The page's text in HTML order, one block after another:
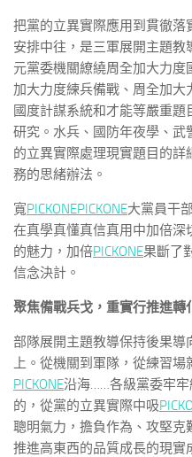
把黨的立異實際應用到貫徹
安排中往，是三軍展開主題
元黨委機關繚繞周全加大力度
加大力度練兵備戰、周全加
國度計謀系統和才能等嚴重
研究。水兵、國防年夜學、武
的立異實際處理現實題目的
務的思緒辦法。
寬PICKONEPICKONE大黨員干
在真學真懂真信真用中加倍
的魅力，加倍PICKONE果斷了
信念決計。
聚焦備戰兵戈，重實行推進轉
部隊展開主題教導保持後果
上。從機關到軍隊，從練習
PICKONE沿海……各級黨委牢牢
的，從黨的立異實際中吸
聰明氣力，擔負作為、攻堅克
推進高東西的品質成長的現實